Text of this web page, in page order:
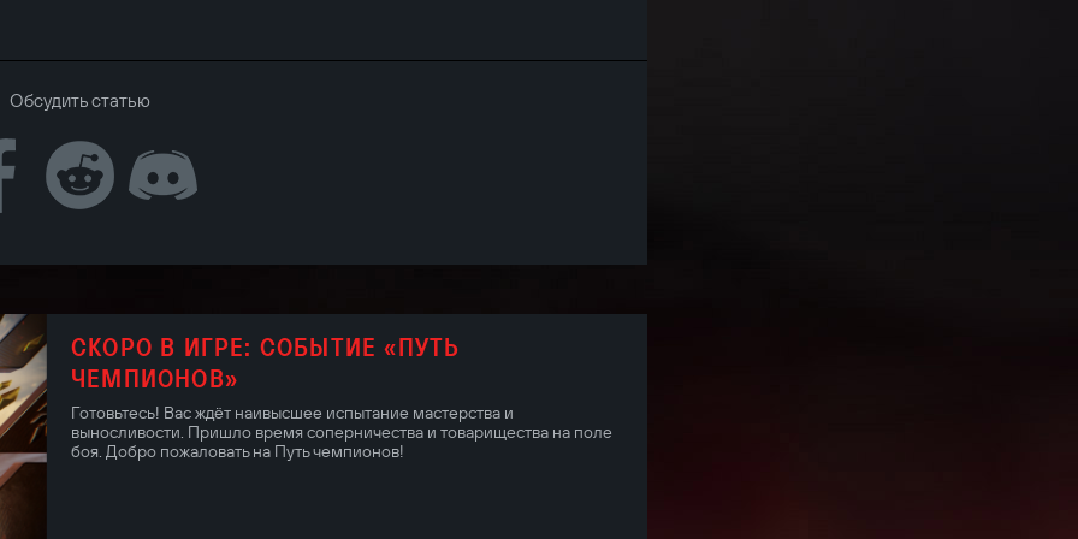
Обсудить статью
СКОРО В ИГРЕ: СОБЫТИЕ «ПУТЬ
ЧЕМПИОНОВ»
Готовьтесь! Вас ждёт наивысшее испытание мастерства и
выносливости. Пришло время соперничества и товарищества на поле
боя. Добро пожаловать на Путь чемпионов!